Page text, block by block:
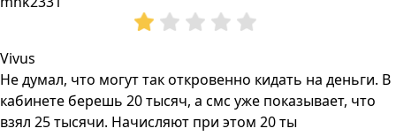
Vivus
Не думал, что могут так откровенно кидать на деньги. В
кабинете берешь 20 тысяч, а смс уже показывает, что
взял 25 тысячи. Начисляют при этом 20 ты